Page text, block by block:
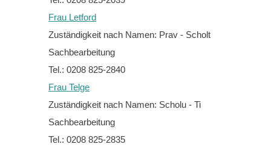
Frau Letford
Zuständigkeit nach Namen: Prav - Scholt
Sachbearbeitung
Tel.: 0208 825-2840
Frau Telge
Zuständigkeit nach Namen: Scholu - Ti
Sachbearbeitung
Tel.: 0208 825-2835